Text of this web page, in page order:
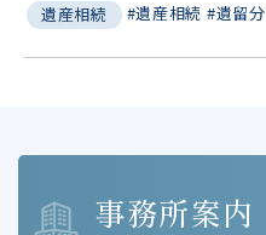
遺産相続 #遺産相続 #遺留分
事務所案内